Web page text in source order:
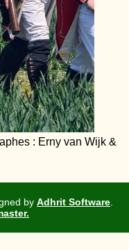
: Erny van Wijk &
by Adhrit Software